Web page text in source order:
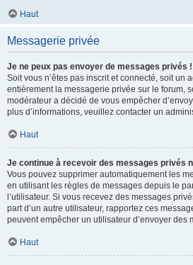
Haut
Messagerie privée
Je ne peux pas envoyer de messages privés !
Soit vous n’êtes pas inscrit et connecté, soit un
entièrement la messagerie privée sur le forum,
modérateur a décidé de vous empêcher
plus d’informations, veuillez contacter un
Haut
Je continue à recevoir des messages privés
Vous pouvez supprimer automatiquement les
en utilisant les règles de messages depuis le
l’utilisateur. Si vous recevez des messages
part d’un autre utilisateur, rapportez ces
peuvent empêcher un utilisateur d’envoyer des
Haut